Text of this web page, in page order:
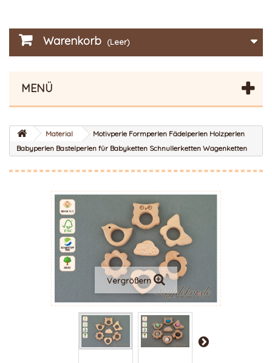
Warenkorb (Leer)
MENÜ
Material
Motivperle Formperlen Fädelperlen Holzperlen
Babyperlen Bastelperlen für Babyketten Schnullerketten Wagenketten
Vergrößern